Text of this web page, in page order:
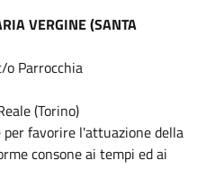
VERGINE (SANTA
o Parrocchia
(Torino)
favorire l'attuazione della
consone ai tempi ed ai